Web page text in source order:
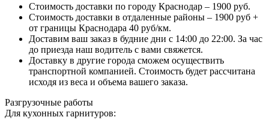
Стоимость доставки по городу Краснодар – 1900 руб.
Стоимость доставки в отдаленные районы – 1900 руб +
от границы Краснодара 40 руб/км.
Доставим ваш заказ в будние дни с 14:00 до 22:00. За час
до приезда наш водитель с вами свяжется.
Доставку в другие города сможем осуществить
транспортной компанией. Стоимость будет рассчитана
исходя из веса и объема вашего заказа.
Разгрузочные работы
Для кухонных гарнитуров: